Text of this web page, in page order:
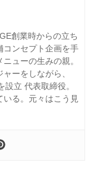
創業時からの立ち
コンセプト企画を手
ューの生みの親。
ーをしながら、
立 代表取締役。
る。元々はこう見